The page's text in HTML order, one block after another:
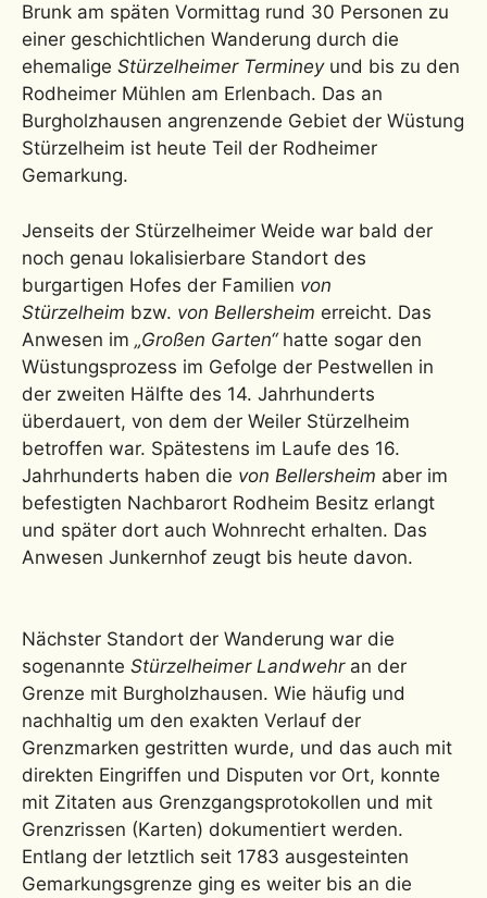
Brunk am späten Vormittag rund 30 Personen zu
einer geschichtlichen Wanderung durch die
ehemalige Stürzelheimer Terminey und bis zu den
Rodheimer Mühlen am Erlenbach. Das an
Burgholzhausen angrenzende Gebiet der Wüstung
Stürzelheim ist heute Teil der Rodheimer
Gemarkung.
Jenseits der Stürzelheimer Weide war bald der
noch genau lokalisierbare Standort des
burgartigen Hofes der Familien von
Stürzelheim bzw. von Bellersheim erreicht. Das
Anwesen im „Großen Garten“hatte sogar den
Wüstungsprozess im Gefolge der Pestwellen in
der zweiten Hälfte des 14. Jahrhunderts
überdauert, von dem der Weiler Stürzelheim
betroffen war. Spätestens im Laufe des 16.
Jahrhunderts haben die von Bellersheim aber im
befestigten Nachbarort Rodheim Besitz erlangt
und später dort auch Wohnrecht erhalten. Das
Anwesen Junkernhof zeugt bis heute davon.
Nächster Standort der Wanderung war die
sogenannte Stürzelheimer Landwehran der
Grenze mit Burgholzhausen. Wie häufig und
nachhaltig um den exakten Verlauf der
Grenzmarken gestritten wurde, und das auch mit
direkten Eingriffen und Disputen vor Ort, konnte
mit Zitaten aus Grenzgangsprotokollen und mit
Grenzrissen (Karten) dokumentiert werden.
Entlang der letztlich seit 1783 ausgesteinten
Gemarkungsgrenze ging es weiter bis an die